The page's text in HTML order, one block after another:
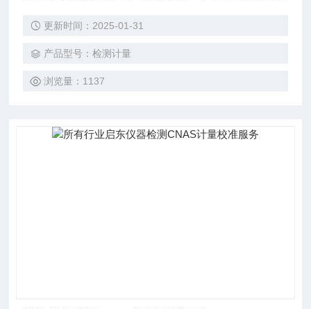
校，仪器计量校正，仪器计量外校，仪器检测外校，仪器校正
认可正规第三方检测公司，所出证书/报告均符合ISO、UL、3
C、CQC、CE及客户验厂审核要求！
更新时间：2025-01-31
产品型号：检测计量
浏览量：1137